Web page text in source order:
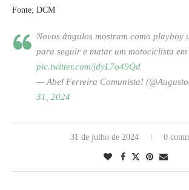
Fonte; DCM
Novos ângulos mostram como playboy
para seguir e matar um motociclista em
pic.twitter.com/jdyL7o49Qd
— Abel Ferreira Comunista!
31, 2024
31 de julho de 2024 0